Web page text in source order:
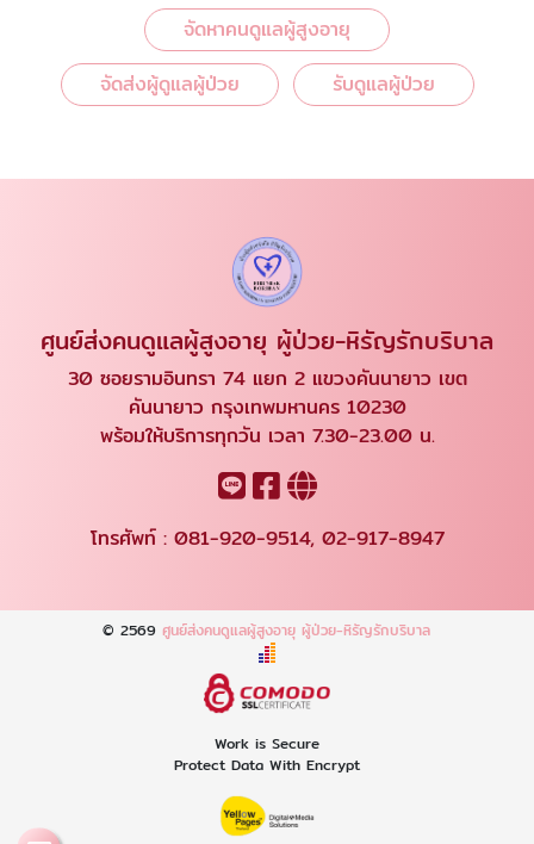
จัดหาคนดูแลผู้สูงอายุ
จัดส่งผู้ดูแลผู้ป่วย
รับดูแลผู้ป่วย
ศูนย์ส่งคนดูแลผู้สูงอายุ ผู้ป่วย-หิรัญรักบริบาล
30 ซอยรามอินทรา 74 แยก 2 แขวงคันนายาว เขต
คันนายาว กรุงเทพมหานคร 10230
พร้อมให้บริการทุกวัน เวลา 7.30-23.00 น.
โทรศัพท์ : 081-920-9514, 02-917-8947
© 2569ศูนย์ส่งคนดูแลผู้สูงอายุ ผู้ป่วย-หิรัญรักบริบาล
Work is Secure
Protect Data With Encrypt